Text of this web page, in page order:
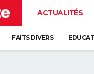
ACTUALITÉS
FAITS DIVERS